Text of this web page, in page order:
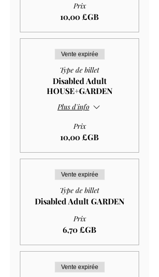
Prix
10,00 £GB
Vente expirée
Type de billet
Disabled Adult
HOUSE+GARDEN
Plus d'info
Prix
10,00 £GB
Vente expirée
Type de billet
Disabled Adult GARDEN
Prix
6,70 £GB
Vente expirée